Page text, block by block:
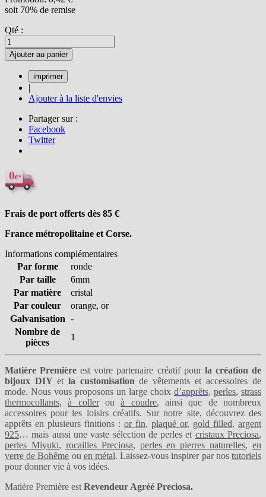
soit 70% de remise
Qté :
Ajouter au panier
|
Ajouter à la liste d'envies
Partager sur :
Facebook
Twitter
Frais de port offerts dès 85 €
France métropolitaine et Corse.
Informations complémentaires
Par forme
ronde
Par taille
6mm
Par matière
cristal
Par couleur
orange, or
Galvanisation -
Nombre de
pièces
1
Matière Première est votre partenaire créatif pourla création de
bijoux DIY etla customisation de vêtements et accessoires de
mode. Nous vous proposons un large choix d’apprêts, perles, strass
thermocollants,à collerouà coudre, ainsi que de nombreux
accessoires pour les loisirs créatifs. Sur notre site, découvrez des
apprêts en plusieurs finitions : or fin, plaqué or, gold filled, argent
925… mais aussi une vaste sélection de perles et cristaux Preciosa,
perles Miyuki, rocailles Preciosa, perles en pierres naturelles, en
verre de Bohême ou en métal. Laissez-vous inspirer par nostutoriels
pour donner vie à vos idées.
Matière Première est Revendeur Agréé Preciosa.